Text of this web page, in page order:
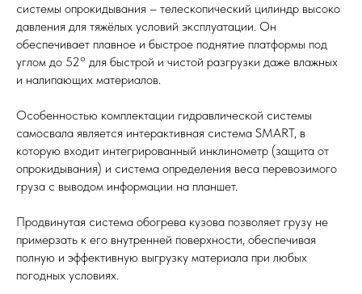
системы опрокидывания – телескопический цилиндр высоко
давления для тяжёлых условий эксплуатации. Он
обеспечивает плавное и быстрое поднятие платформы под
углом до 52° для быстрой и чистой разгрузки даже влажных
и налипающих материалов.
Особенностью комплектации гидравлической системы
самосвала является интерактивная система SMART, в
которую входит интегрированный инклинометр (защита от
опрокидывания) и система определения веса перевозимого
груза с выводом информации на планшет.
Продвинутая система обогрева кузова позволяет грузу не
примерзать к его внутренней поверхности, обеспечивая
полную и эффективную выгрузку материала при любых
погодных условиях.